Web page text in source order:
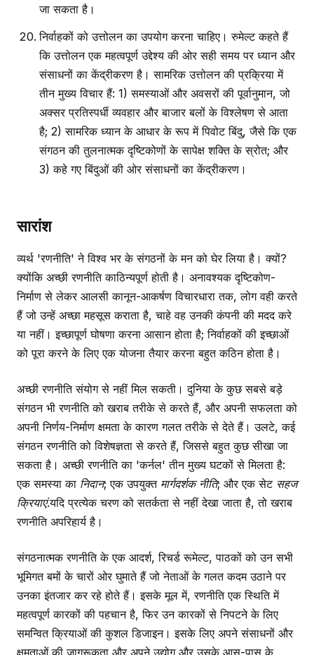
जा सकता है।
निर्वाहकों को उत्तोलन का उपयोग करना चाहिए। रुमेल्ट कहते हैं
कि उत्तोलन एक महत्वपूर्ण उद्देश्य की ओर सही समय पर ध्यान और
संसाधनों का केंद्रीकरण है। सामरिक उत्तोलन की प्रक्रिया में
तीन मुख्य विचार हैं: 1) समस्याओं और अवसरों की पूर्वानुमान, जो
अक्सर प्रतिस्पर्धी व्यवहार और बाजार बलों के विश्लेषण से आता
है; 2) सामरिक ध्यान के आधार के रूप में पिवोट बिंदु, जैसे कि एक
संगठन की तुलनात्मक दृष्टिकोणों के सापेक्ष शक्ति के स्रोत; और
3) कहे गए बिंदुओं की ओर संसाधनों का केंद्रीकरण।
सारांश
व्यर्थ 'रणनीति' ने विश्व भर के संगठनों के मन को घेर लिया है। क्यों?
क्योंकि अच्छी रणनीति काठिन्यपूर्ण होती है। अनावश्यक दृष्टिकोण-
निर्माण से लेकर आलसी कानून-आकर्षण विचारधारा तक, लोग वही करते
हैं जो उन्हें अच्छा महसूस कराता है, चाहे वह उनकी कंपनी की मदद करे
या नहीं। इच्छापूर्ण घोषणा करना आसान होता है; निर्वाहकों की इच्छाओं
को पूरा करने के लिए एक योजना तैयार करना बहुत कठिन होता है।
अच्छी रणनीति संयोग से नहीं मिल सकती। दुनिया के कुछ सबसे बड़े
संगठन भी रणनीति को खराब तरीके से करते हैं, और अपनी सफलता को
अपनी निर्णय-निर्माण क्षमता के कारण गलत तरीके से देते हैं। उलटे, कई
संगठन रणनीति को विशेषज्ञता से करते हैं, जिससे बहुत कुछ सीखा जा
सकता है। अच्छी रणनीति का 'कर्नल' तीन मुख्य घटकों से मिलता है:
एक समस्या का निदान; एक उपयुक्त मार्गदर्शक नीति; और एक सेट सहज
क्रियाएं.यदि प्रत्येक चरण को सतर्कता से नहीं देखा जाता है, तो खराब
रणनीति अपरिहार्य है।
संगठनात्मक रणनीति के एक आदर्श, रिचर्ड रूमेल्ट, पाठकों को उन सभी
भूमिगत बमों के चारों ओर घुमाते हैं जो नेताओं के गलत कदम उठाने पर
उनका इंतजार कर रहे होते हैं। इसके मूल में, रणनीति एक स्थिति में
महत्वपूर्ण कारकों की पहचान है, फिर उन कारकों से निपटने के लिए
समन्वित क्रियाओं की कुशल डिजाइन। इसके लिए अपने संसाधनों और
क्षमताओं की जागरूकता और अपने उद्योग और उसके आस-पास के